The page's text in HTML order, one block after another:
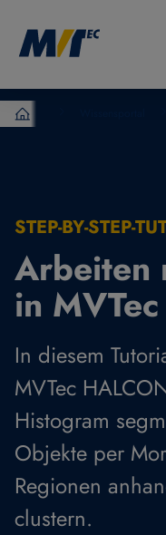
MVTec Software –
STEP-BY-STEP-
Arbeiten
in
In diesem
MVTec
Histogram
Objekte per
Regionen
clustern.